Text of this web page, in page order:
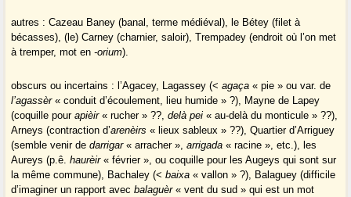
autres : Cazeau Baney (banal, terme médiéval), le Bétey (filet à
bécasses), (le) Carney (charnier, saloir), Trempadey (endroit où l’on met
à tremper, mot en-orium).
obscurs ou incertains : l’Agacey, Lagassey (<agaça « pie » ou var. de
l’agassèr« conduit d’écoulement, lieu humide » ?), Mayne de Lapey
(coquille pourapièir« rucher » ??,delà pei « au-delà du monticule » ??),
Arneys (contraction d’arenèirs « lieux sableux » ??), Quartier d’Arriguey
(semble venir dedarrigar« arracher »,arrigada « racine », etc.), les
Aureys (p.ê.haurèir« février », ou coquille pour les Augeys qui sont sur
la même commune), Bachaley (<baixa « vallon » ?), Balaguey (difficile
d’imaginer un rapport avecbalaguèr« vent du sud » qui est un mot